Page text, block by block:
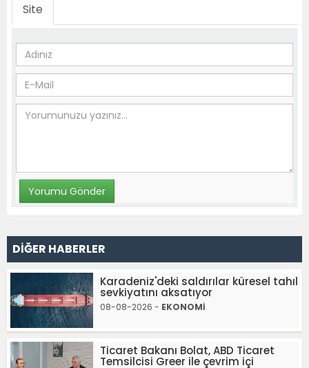
Site
DİĞER HABERLER
Karadeniz'deki saldırılar küresel tahıl
sevkiyatını aksatıyor
08-08-2026 - EKONOMİ
Ticaret Bakanı Bolat, ABD Ticaret
Temsilcisi Greer ile çevrim içi